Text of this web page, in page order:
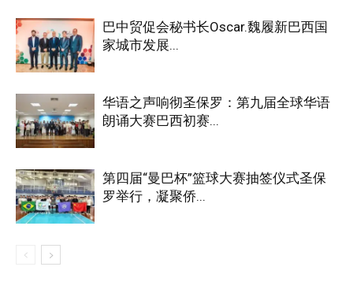
巴中贸促会秘书长Oscar.魏履新巴西国
家城市发展...
华语之声响彻圣保罗：第九届全球华语
朗诵大赛巴西初赛...
第四届“曼巴杯”篮球大赛抽签仪式圣保
罗举行，凝聚侨...